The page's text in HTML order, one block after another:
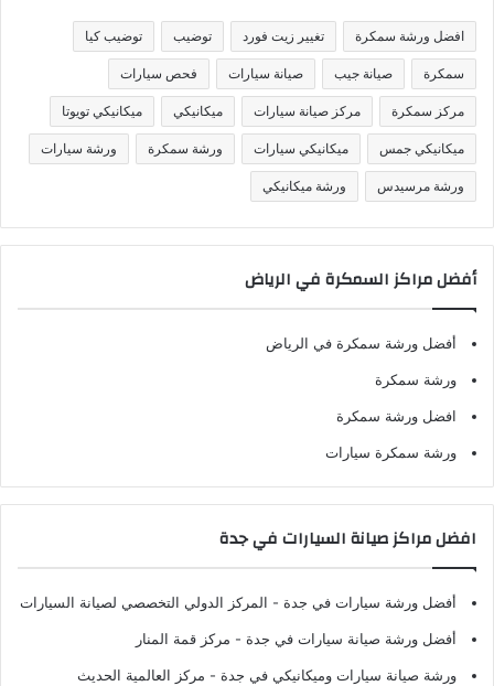
ف
ا
افضل ورشة سمكرة تغيير زيت فورد توضيب توضيب كيا
سمكرة صيانة جيب صيانة سيارات فحص سيارات
مركز سمكرة مركز صيانة سيارات ميكانيكي ميكانيكي تويوتا
ميكانيكي جمس ميكانيكي سيارات ورشة سمكرة ورشة سيارات
ورشة مرسيدس ورشة ميكانيكي
أفضل مراكز السمكرة في الرياض
أفضل ورشة سمكرة في الرياض
ورشة سمكرة
افضل ورشة سمكرة
ورشة سمكرة سيارات
افضل مراكز صيانة السيارات في جدة
أفضل ورشة سيارات في جدة - المركز الدولي التخصصي لصيانة السيارات
أفضل ورشة صيانة سيارات في جدة - مركز قمة المنار
ورشة صيانة سيارات وميكانيكي في جدة - مركز العالمية الحديث